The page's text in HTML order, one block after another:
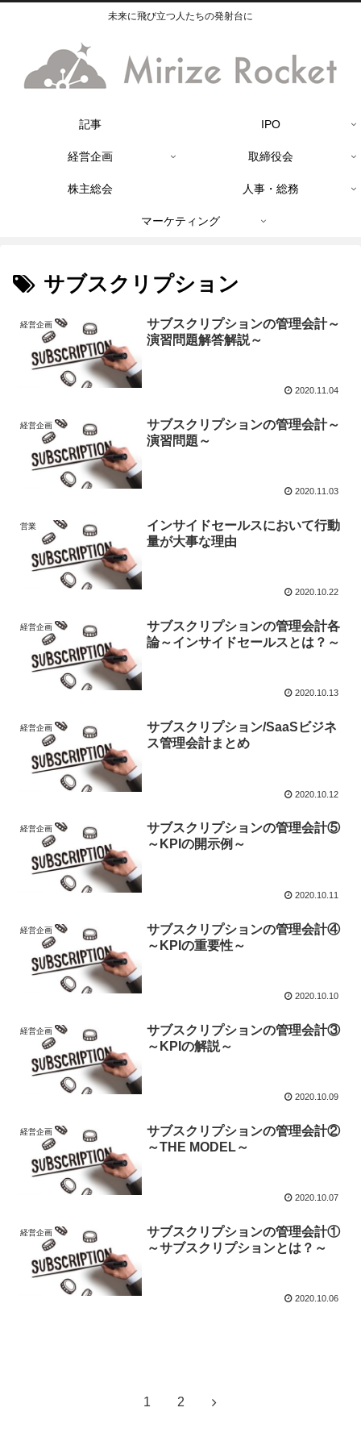
未来に飛び立つ人たちの発射台に
記事 IPO
経営企画 取締役会
株主総会 人事・総務
マーケティング
サブスクリプション
経営企画
サブスクリプションの管理会計～
演習問題解答解説～
2020.11.04
経営企画
サブスクリプションの管理会計～
演習問題～
2020.11.03
営業
インサイドセールスにおいて行動
量が大事な理由
2020.10.22
経営企画
サブスクリプションの管理会計各
論～インサイドセールスとは？～
2020.10.13
経営企画
サブスクリプション/SaaSビジネ
ス管理会計まとめ
2020.10.12
経営企画
サブスクリプションの管理会計⑤
～KPIの開示例～
2020.10.11
経営企画
サブスクリプションの管理会計④
～KPIの重要性～
2020.10.10
経営企画
サブスクリプションの管理会計③
～KPIの解説～
2020.10.09
経営企画
サブスクリプションの管理会計②
～THE MODEL～
2020.10.07
経営企画
サブスクリプションの管理会計①
～サブスクリプションとは？～
2020.10.06
1 2
次